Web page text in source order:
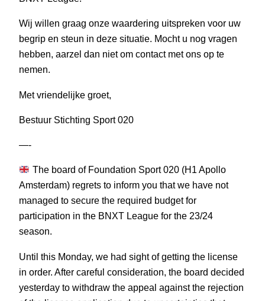
Wij willen graag onze waardering uitspreken voor uw
begrip en steun in deze situatie. Mocht u nog vragen
hebben, aarzel dan niet om contact met ons op te
nemen.
Met vriendelijke groet,
Bestuur Stichting Sport 020
—-
The board of Foundation Sport 020 (H1 Apollo
Amsterdam) regrets to inform you that we have not
managed to secure the required budget for
participation in the BNXT League for the 23/24
season.
Until this Monday, we had sight of getting the license
in order. After careful consideration, the board decided
yesterday to withdraw the appeal against the rejection